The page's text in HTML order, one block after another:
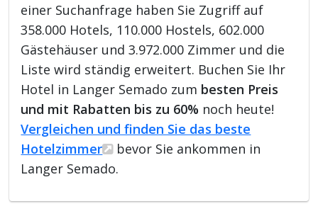
einer Suchanfrage haben Sie Zugriff auf
358.000 Hotels, 110.000 Hostels, 602.000
Gästehäuser und 3.972.000 Zimmer und die
Liste wird ständig erweitert. Buchen Sie Ihr
Hotel in Langer Semado zum besten Preis
und mit Rabatten bis zu 60% noch heute!
Vergleichen und finden Sie das beste
Hotelzimmer
bevor Sie ankommen in
Langer Semado.